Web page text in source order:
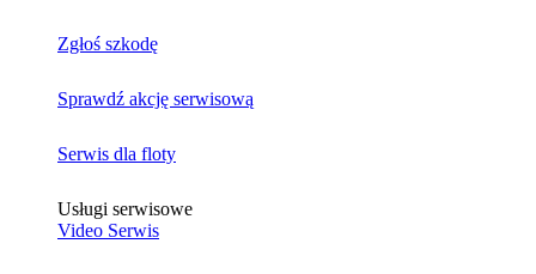
Zgłoś szkodę
Sprawdź akcję serwisową
Serwis dla floty
Usługi serwisowe
Video Serwis